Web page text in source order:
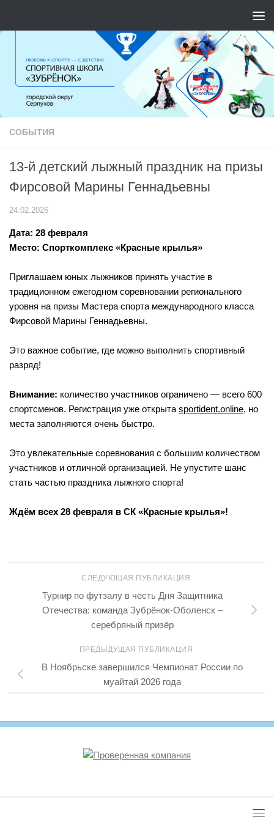
СОБЫТИЯ
13-й детский лыжный праздник на призы
Фирсовой Марины Геннадьевны
24.02.2026
Дата: 28 февраля
Место: Спорткомплекс «Красные крылья»
Приглашаем юных лыжников принять участие в
традиционном ежегодном соревновании регионального
уровня на призы Мастера спорта международного класса
Фирсовой Марины Геннадьевны.
Это важное событие, где можно выполнить спортивный
разряд!
Внимание: количество участников ограничено — всего 600
спортсменов. Регистрация уже открыта sportident.online, но
места заполняются очень быстро.
Это увлекательные соревнования с большим количеством
участников и отличной организацией. Не упустите шанс
стать частью праздника лыжного спорта!
Ждём всех 28 февраля в СК «Красные крылья»!
СЛЕДУЮЩАЯ ПУБЛИКАЦИЯ
Турнир по футзалу в честь Дня Защитника
Отечества: команда Зубрёнок-Оболенск –
серебряный призёр
ПРЕДЫДУЩАЯ ПУБЛИКАЦИЯ
В Ноябрьске завершился Чемпионат России по
муайтай 2026 года